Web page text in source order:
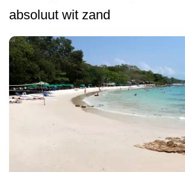
absoluut wit zand